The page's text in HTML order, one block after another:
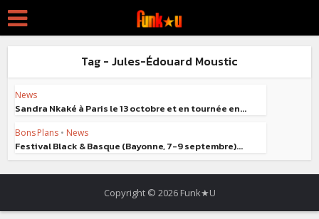
Tag - Jules-Édouard Moustic
News
Sandra Nkaké à Paris le 13 octobre et en tournée en...
Bons Plans • News
Festival Black & Basque (Bayonne, 7-9 septembre)...
Copyright © 2026 Funk★U